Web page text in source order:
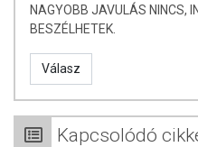
NAGYOBB JAVULÁS NINCS,
BESZÉLHETEK.
Válasz
Kapcsolódó